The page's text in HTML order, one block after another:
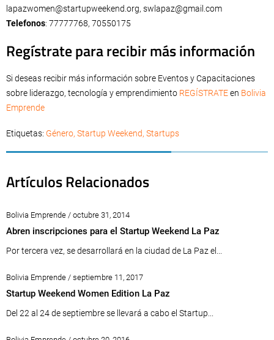
lapazwomen@startupweekend.org, swlapaz@gmail.com
Telefonos: 77777768, 70550175
Regístrate para recibir más información
Si deseas recibir más información sobre Eventos y Capacitaciones
sobre liderazgo, tecnología y emprendimiento REGÍSTRATEen Bolivia
Emprende
Etiquetas: Género, Startup Weekend, Startups
Artículos Relacionados
Bolivia Emprende / octubre 31, 2014
Abren inscripciones para el Startup Weekend La Paz
Por tercera vez, se desarrollará en la ciudad de La Paz el...
Bolivia Emprende / septiembre 11, 2017
Startup Weekend Women Edition La Paz
Del 22 al 24 de septiembre se llevará a cabo el Startup...